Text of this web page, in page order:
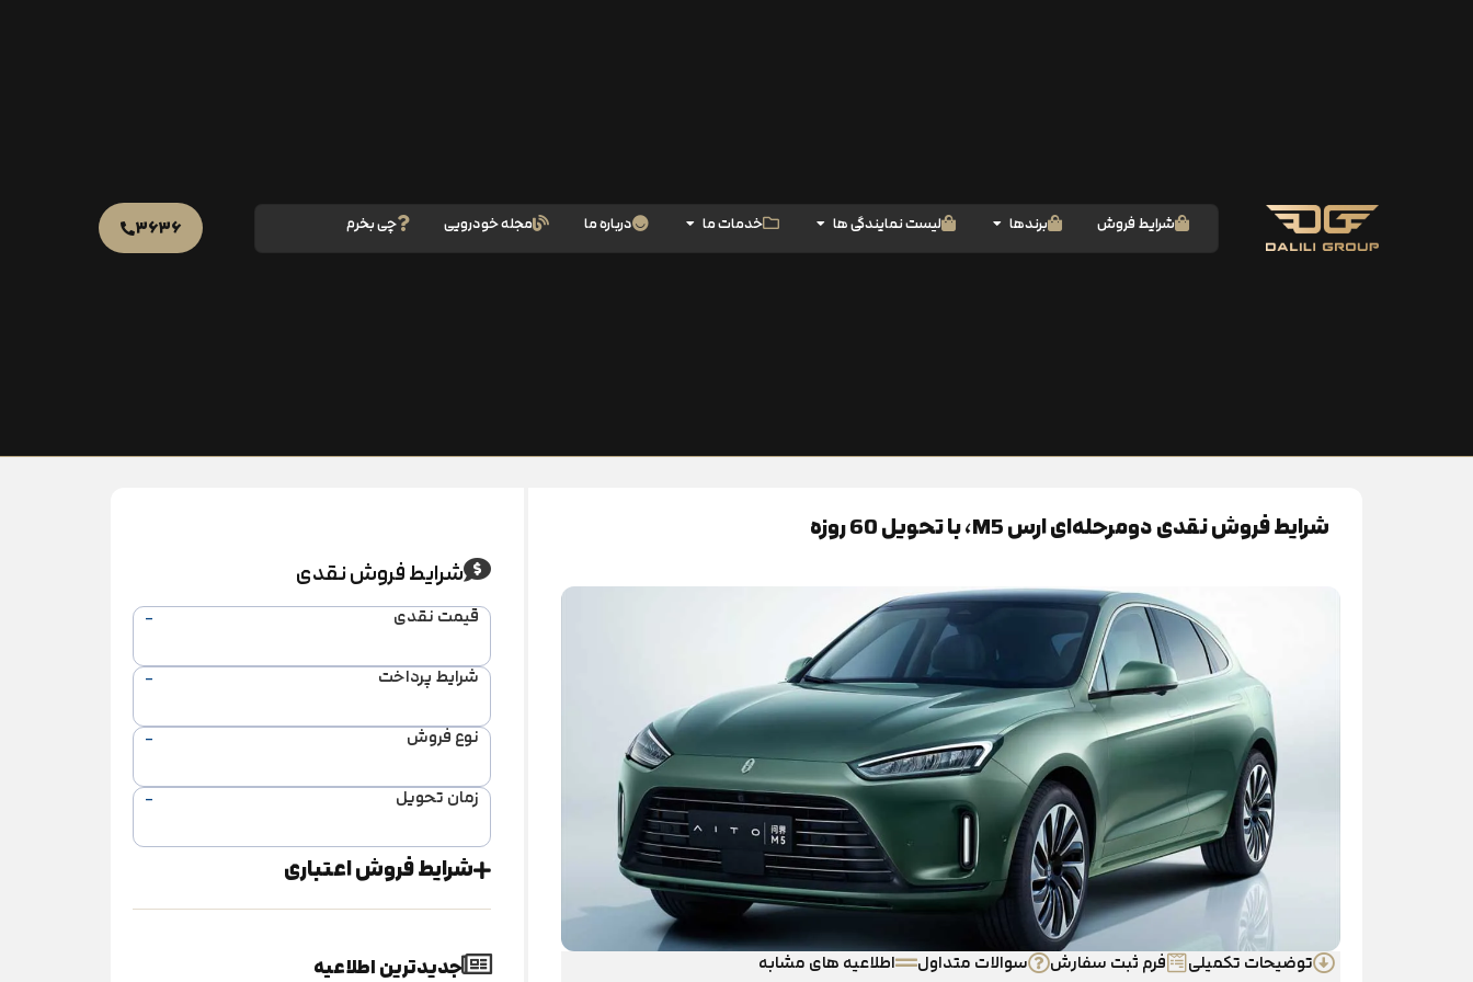
شرایط فروش برندها لیست نمایندگی ها خدمات ما درباره ما مجله خودرویی چی بخرم ۳۶۳۶
شرایط فروش نقدی
قیمت نقدی
-
شرایط پرداخت
-
نوع فروش
-
زمان تحویل
-
شرایط فروش اعتباری
جدیدترین اطلاعیه
شرایط فروش نقدی دومرحله‌ای ارس M5، با تحویل 60 روزه
توضیحات تکمیلی فرم ثبت سفارش سوالات متداول اطلاعیه های مشابه